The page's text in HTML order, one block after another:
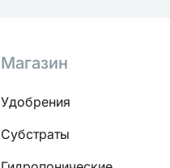
Магазин
Удобрения
Субстраты